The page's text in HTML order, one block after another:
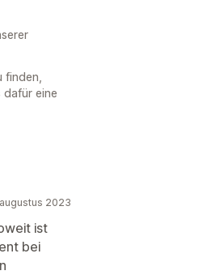
dafür eine
2023
ist
bei